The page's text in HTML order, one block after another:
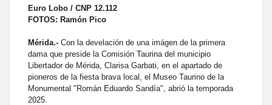
Euro Lobo / CNP 12.112
FOTOS: Ramón Pico
Mérida.- Con la develación de una imágen de la primera
dama que preside la Comisión Taurina del municipio
Libertador de Mérida, Clarisa Garbati, en el apartado de
pioneros de la fiesta brava local, el Museo Taurino de la
Monumental "Román Eduardo Sandía", abrió la temporada
2025.